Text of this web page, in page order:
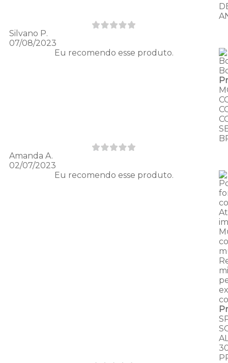
Silvano P.
07/08/2023
Eu recomendo esse produto.
Amanda A.
02/07/2023
Eu recomendo esse produto.